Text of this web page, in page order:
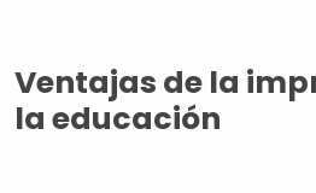
Ventajas de la
la educación